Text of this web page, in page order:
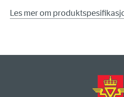
Les mer om